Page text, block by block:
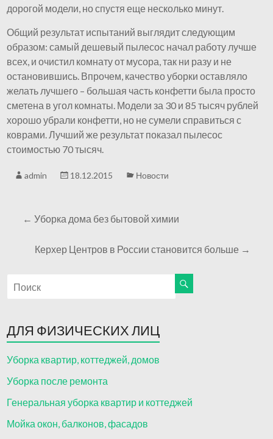
дорогой модели, но спустя еще несколько минут.
Общий результат испытаний выглядит следующим
образом: самый дешевый пылесос начал работу лучше
всех, и очистил комнату от мусора, так ни разу и не
остановившись. Впрочем, качество уборки оставляло
желать лучшего – большая часть конфетти была просто
сметена в угол комнаты. Модели за 30 и 85 тысяч рублей
хорошо убрали конфетти, но не сумели справиться с
коврами. Лучший же результат показал пылесос
стоимостью 70 тысяч.
admin 18.12.2015 Новости
← Уборка дома без бытовой химии
Керхер Центров в России становится больше →
ДЛЯ ФИЗИЧЕСКИХ ЛИЦ
Уборка квартир, коттеджей, домов
Уборка после ремонта
Генеральная уборка квартир и коттеджей
Мойка окон, балконов, фасадов